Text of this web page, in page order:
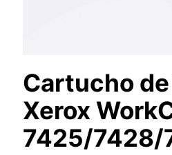
Cartucho
Xerox
7425/7428/